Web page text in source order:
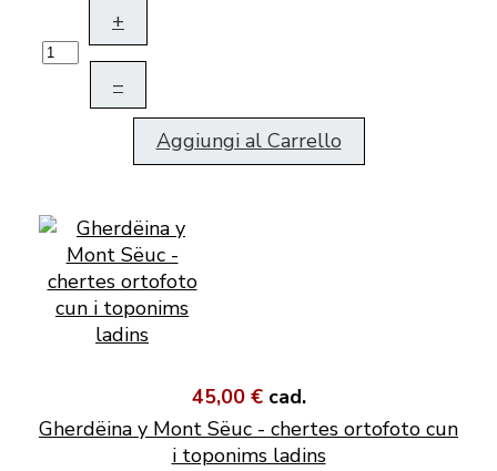
+
–
Aggiungi al Carrello
45,00 € cad.
Gherdëina y Mont Sëuc - chertes ortofoto cun
i toponims ladins